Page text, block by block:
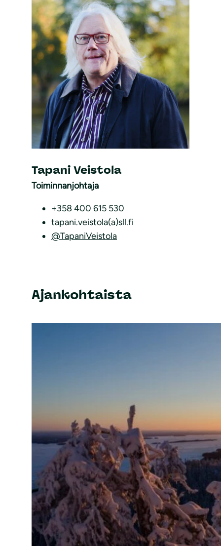
Toiminnanjohtaja
Tapani Veistola
+358 400 615 530
tapani.veistola(a)sll.fi
@TapaniVeistola
Ajankohtaista